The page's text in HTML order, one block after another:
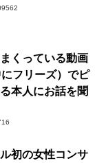
くっている動画
にフリーズ）でピ
本人にお話を聞
初の女性コンサ